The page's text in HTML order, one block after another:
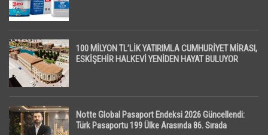
100 MİLYON TL’LİK YATIRIMLA CUMHURİYET MİRASI,
ESKİŞEHİR HALKEVİ YENİDEN HAYAT BULUYOR
Notte Global Pasaport Endeksi 2026 Güncellendi:
Türk Pasaportu 199 Ülke Arasında 86. Sırada